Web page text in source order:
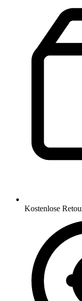
Kostenlose